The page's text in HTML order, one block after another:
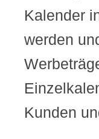
Kalender
werden
Kunden